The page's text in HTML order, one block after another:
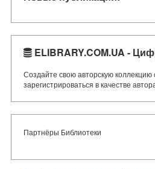
ELIBRARY.COM.UA -
Создайте свою авторскую
зарегистрироваться в качестве
Партнёры Библиотеки